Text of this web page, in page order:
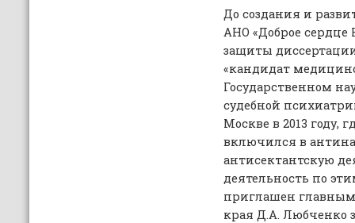
До создания и
АНО «Доброе сердце
защиты
«кандидат
Государственном
судебной
Москве в 2013 году,
включился в
антисектантскую
деятельность по
приглашен главным
края Д.А. Любченко